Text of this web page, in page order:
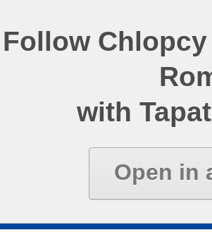
Follow
with
Open in